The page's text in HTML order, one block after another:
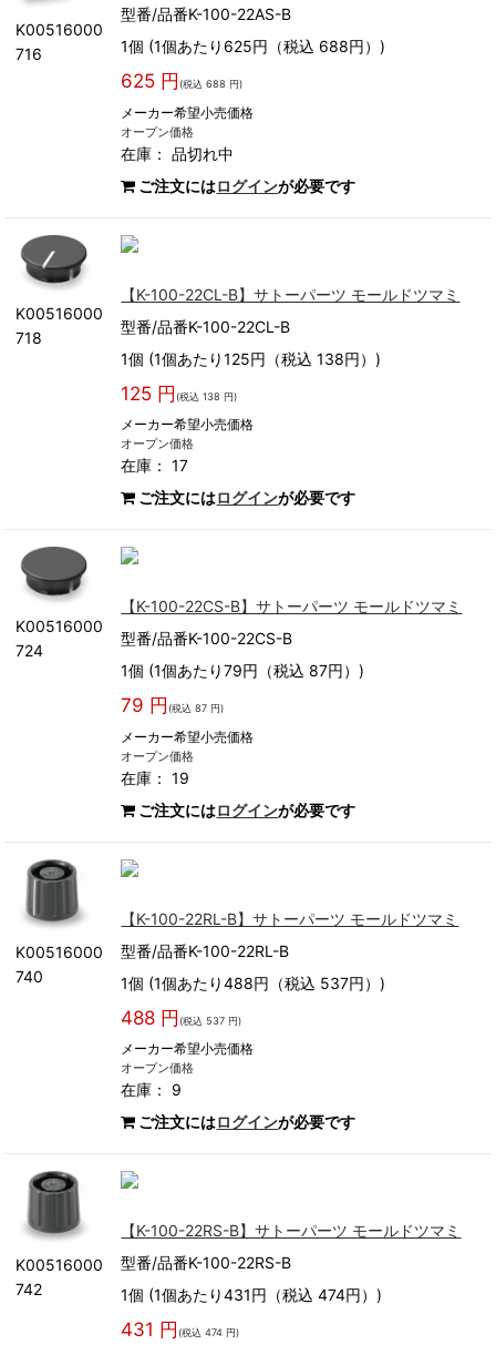
K00516000
716
型番/品番K-100-22AS-B
1個 (1個あたり625円（税込 688円）)
625 円 (税込 688 円)
メーカー希望小売価格
オープン価格
在庫：品切れ中
ご注文にはログインが必要です
K00516000
718
【K-100-22CL-B】サトーパーツ モールドツマミ
型番/品番K-100-22CL-B
1個 (1個あたり125円（税込 138円）)
125 円 (税込 138 円)
メーカー希望小売価格
オープン価格
在庫： 17
ご注文にはログインが必要です
K00516000
724
【K-100-22CS-B】サトーパーツ モールドツマミ
型番/品番K-100-22CS-B
1個 (1個あたり79円（税込 87円）)
79 円 (税込 87 円)
メーカー希望小売価格
オープン価格
在庫： 19
ご注文にはログインが必要です
K00516000
740
【K-100-22RL-B】サトーパーツ モールドツマミ
型番/品番K-100-22RL-B
1個 (1個あたり488円（税込 537円）)
488 円 (税込 537 円)
メーカー希望小売価格
オープン価格
在庫： 9
ご注文にはログインが必要です
K00516000
742
【K-100-22RS-B】サトーパーツ モールドツマミ
型番/品番K-100-22RS-B
1個 (1個あたり431円（税込 474円）)
431 円 (税込 474 円)